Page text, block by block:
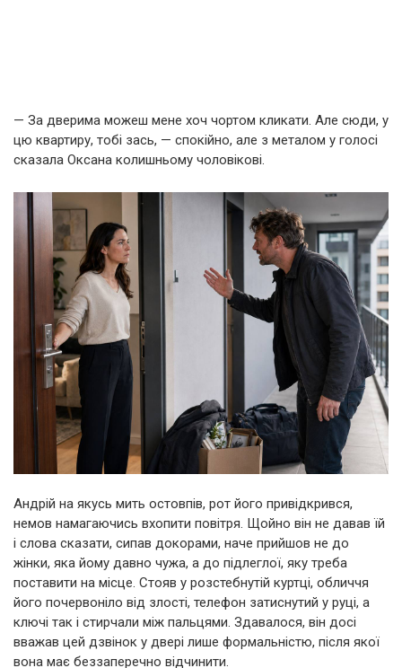
— За дверима можеш мене хоч чортом кликати. Але сюди, у
цю квартиру, тобі зась, — спокійно, але з металом у голосі
сказала Оксана колишньому чоловікові.
Андрій на якусь мить остовпів, рот його привідкрився,
немов намагаючись вхопити повітря. Щойно він не давав їй
і слова сказати, сипав докорами, наче прийшов не до
жінки, яка йому давно чужа, а до підлеглої, яку треба
поставити на місце. Стояв у розстебнутій куртці, обличчя
його почервоніло від злості, телефон затиснутий у руці, а
ключі так і стирчали між пальцями. Здавалося, він досі
вважав цей дзвінок у двері лише формальністю, після якої
вона має беззаперечно відчинити.